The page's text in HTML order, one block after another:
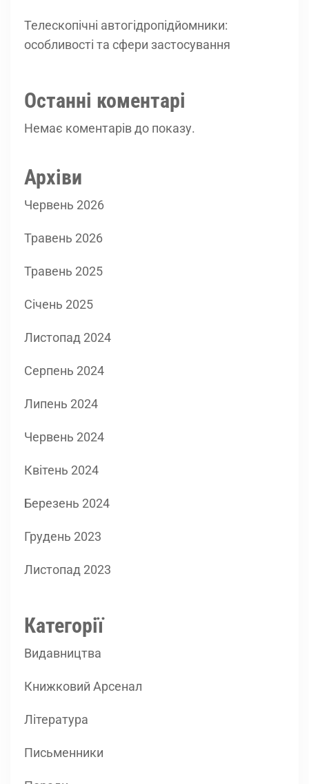
Телескопічні автогідропідйомники:
особливості та сфери застосування
Останні коментарі
Немає коментарів до показу.
Архіви
Червень 2026
Травень 2026
Травень 2025
Січень 2025
Листопад 2024
Серпень 2024
Липень 2024
Червень 2024
Квітень 2024
Березень 2024
Грудень 2023
Листопад 2023
Категорії
Видавництва
Книжковий Арсенал
Література
Письменники